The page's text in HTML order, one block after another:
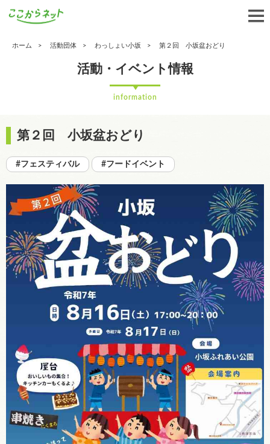
ホーム 活動団体 わっしょい小坂 第２回 小坂盆おどり
活動・イベント情報
information
第２回 小坂盆おどり
#フェスティバル #フードイベント